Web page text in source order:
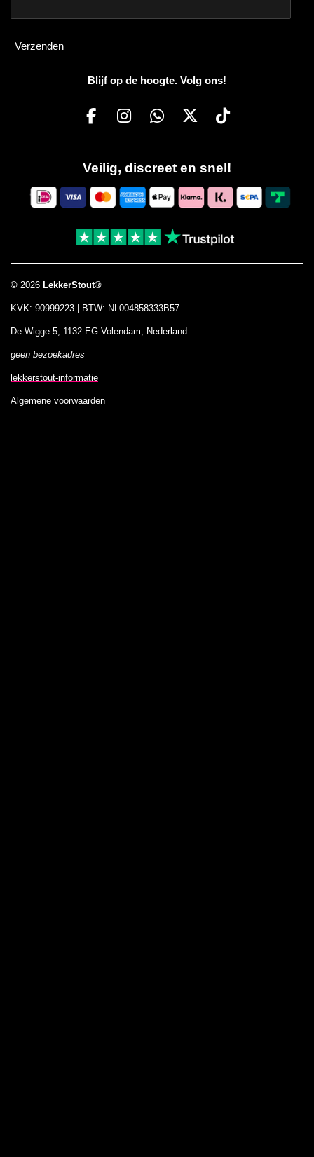
Verzenden
Blijf op de hoogte. Volg ons!
F
e
b
o
k
I
t
a
g
a
m
W
t
s
A
p
X
T
T
o
k
Veilig, discreet en snel!
© 2026 LekkerStout®
KVK: 90999223 | BTW: NL004858333B57
De Wigge 5, 1132 EG Volendam, Nederland
geen bezoekadres
lekkerstout-informatie
Algemene voorwaarden